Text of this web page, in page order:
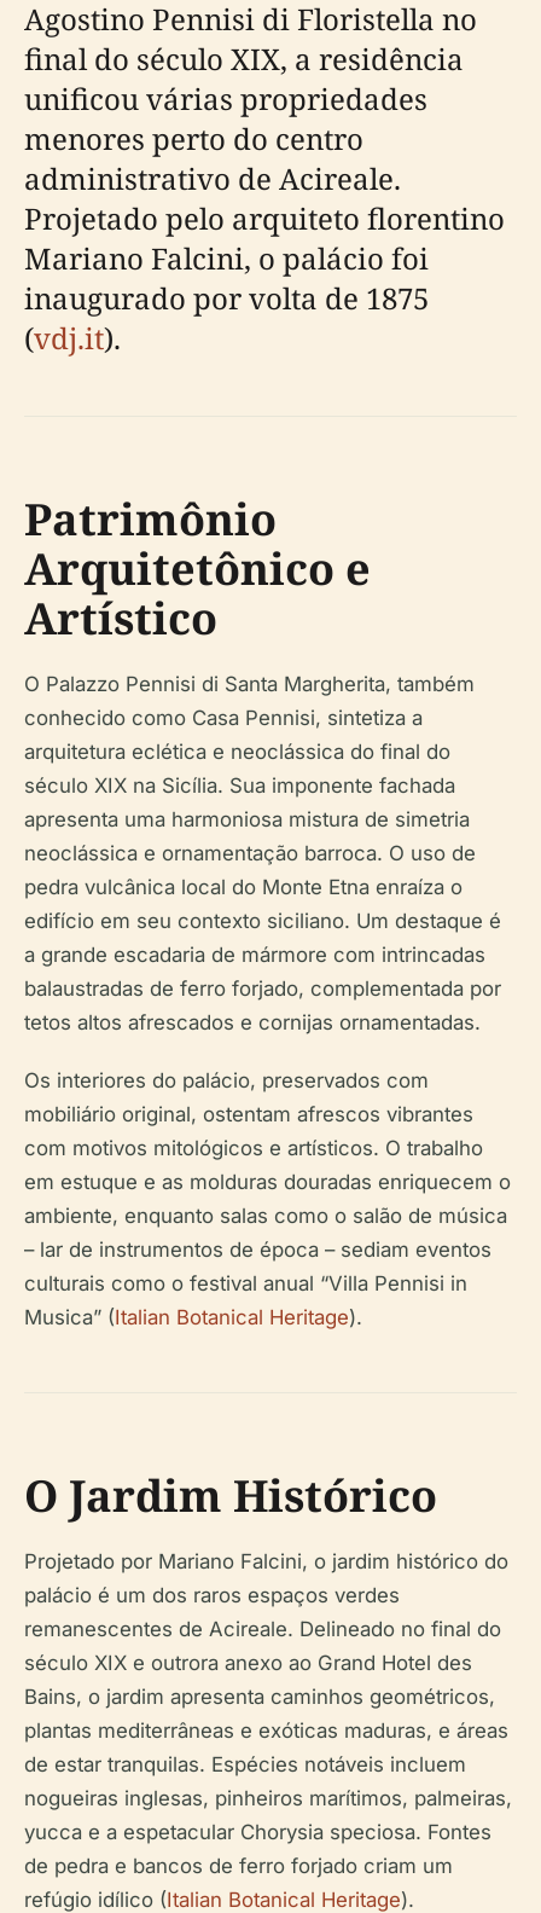
Agostino Pennisi di Floristella no
final do século XIX, a residência
unificou várias propriedades
menores perto do centro
administrativo de Acireale.
Projetado pelo arquiteto florentino
Mariano Falcini, o palácio foi
inaugurado por volta de 1875
(vdj.it).
Patrimônio
Arquitetônico e
Artístico
O Palazzo Pennisi di Santa Margherita, também
conhecido como Casa Pennisi, sintetiza a
arquitetura eclética e neoclássica do final do
século XIX na Sicília. Sua imponente fachada
apresenta uma harmoniosa mistura de simetria
neoclássica e ornamentação barroca. O uso de
pedra vulcânica local do Monte Etna enraíza o
edifício em seu contexto siciliano. Um destaque é
a grande escadaria de mármore com intrincadas
balaustradas de ferro forjado, complementada por
tetos altos afrescados e cornijas ornamentadas.
Os interiores do palácio, preservados com
mobiliário original, ostentam afrescos vibrantes
com motivos mitológicos e artísticos. O trabalho
em estuque e as molduras douradas enriquecem o
ambiente, enquanto salas como o salão de música
– lar de instrumentos de época – sediam eventos
culturais como o festival anual “Villa Pennisi in
Musica” (Italian Botanical Heritage).
O Jardim Histórico
Projetado por Mariano Falcini, o jardim histórico do
palácio é um dos raros espaços verdes
remanescentes de Acireale. Delineado no final do
século XIX e outrora anexo ao Grand Hotel des
Bains, o jardim apresenta caminhos geométricos,
plantas mediterrâneas e exóticas maduras, e áreas
de estar tranquilas. Espécies notáveis incluem
nogueiras inglesas, pinheiros marítimos, palmeiras,
yucca e a espetacular Chorysia speciosa. Fontes
de pedra e bancos de ferro forjado criam um
refúgio idílico (Italian Botanical Heritage).